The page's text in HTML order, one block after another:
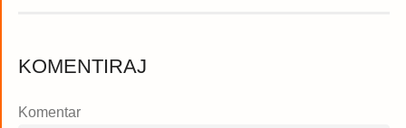
KOMENTIRAJ
Komentar